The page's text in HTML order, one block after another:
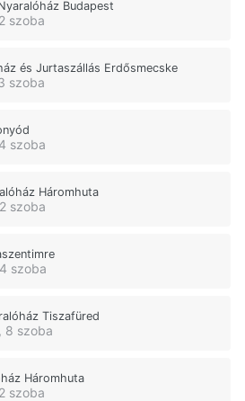
Budapest
szoba
és Jurtaszállás Erdősmecske
szoba
szoba
Háromhuta
szoba
szoba
Tiszafüred
8 szoba
Háromhuta
szoba